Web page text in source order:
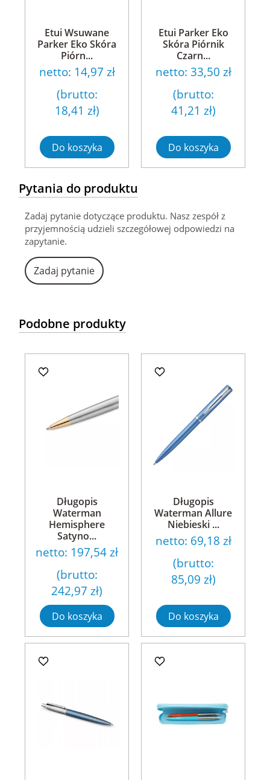
Etui Wsuwane
Parker Eko Skóra
Piórn...
netto: 14,97 zł
(brutto:
18,41 zł)
Do koszyka
Etui Parker Eko
Skóra Piórnik
Czarn...
netto: 33,50 zł
(brutto:
41,21 zł)
Do koszyka
Pytania do produktu
Zadaj pytanie dotyczące produktu. Nasz zespół z
przyjemnością udzieli szczegółowej odpowiedzi na
zapytanie.
Zadaj pytanie
Podobne produkty
Długopis
Waterman
Hemisphere
Satyno...
netto: 197,54 zł
(brutto:
242,97 zł)
Do koszyka
Długopis
Waterman Allure
Niebieski ...
netto: 69,18 zł
(brutto:
85,09 zł)
Do koszyka